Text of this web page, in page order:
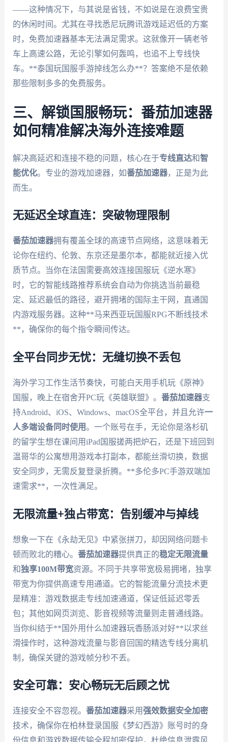
——这种情况下，与其说是省钱，不如说是在浪费宝贵
的休闲时间。尤其在寻找悉尼玩腾讯游戏延迟低的方案
时，免费加速器基本无法满足需求。这就像开一辆老爷
车上高速公路，无论引擎如何轰鸣，也追不上专线快
车。**泰国玩国服手游掉线怎么办**？答案绝不是依赖
那些限制多多的免费服务。
三、解锁国服畅玩：番茄加速器
如何精准解决海外连接难题
解决高延迟和连接不稳的问题，核心在于专线直达和智
能优化。专业的游戏加速器，如番茄加速器，正是为此
而生。
无延迟全球直连：突破物理限制
番茄加速器拥有覆盖全球的高速节点网络，这意味着无
论你在纽约、伦敦、东京还是墨尔本，都能就近接入优
质节点。当你在法国需要高效连接国服玩《逆水寒》
时，它的智能线路推荐系统会自动为你挑选当前最稳
定、延迟最低的路径，避开拥堵的国际主干网，直通国
内游戏服务器。这种**马来西亚玩国服RPG不断线技术
**，确保你的每个指令瞬间传达。
全平台同步无忧：无缝切换不丢包
海外学习工作生活节奏快，可能白天用手机玩《原神》
国服，晚上在宿舍开PC玩《英雄联盟》。 番茄加速器支
持Android、iOS、Windows、macOS全平台，并且允许一
人多端设备同时使用。一个账号在手，无论你是洛杉矶
的留学生想在课间用iPad国服搓两把炉石，还是下班回到
温哥华的公寓想用游戏本打副本，都能丝滑切换，数据
安全同步，无需反复登录折腾。**多伦多PC手游双端加
速需求**，一次性满足。
无限流量+独占带宽：告别缓冲与掉线
想象一下在《永劫无见》中紧张拼刀，却因网络问题卡
顿而败北的糟心。 番茄加速器提供真正的稳定无限流量
和独享100M带宽资源。不同于共享带宽极易拥堵，独享
带宽为你提供高速专用通道。它的智能流量分流技术更
是精准：游戏数据走专线加速通道，保证低延迟零丢
包；其他如网页浏览、影音视频等流量则走普通线路。
当你纠结于**国外用什么加速器玩香肠派对好**以求丝
滑操作时，这种游戏流量与影音回国的精选专线分离机
制，确保关键的游戏帧分秒不丢。
安全可靠：安心畅玩无后顾之忧
连接安全不容忽视。 番茄加速器采用强效数据安全加密
技术，确保你在柏林登录国服《梦幻西游》账号时的身